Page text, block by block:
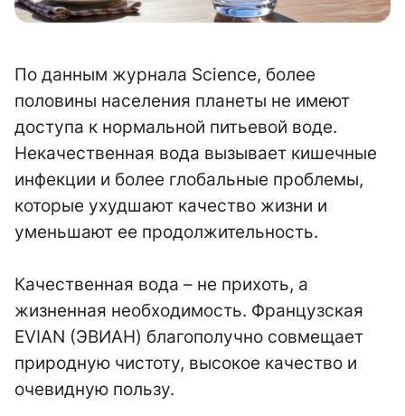
По данным журнала Science, более
половины населения планеты не имеют
доступа к нормальной питьевой воде.
Некачественная вода вызывает кишечные
инфекции и более глобальные проблемы,
которые ухудшают качество жизни и
уменьшают ее продолжительность.
Качественная вода – не прихоть, а
жизненная необходимость. Французская
EVIAN (ЭВИАН) благополучно совмещает
природную чистоту, высокое качество и
очевидную пользу.